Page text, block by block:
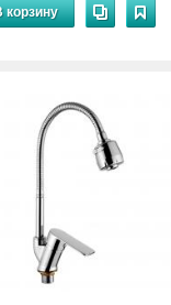
корзину